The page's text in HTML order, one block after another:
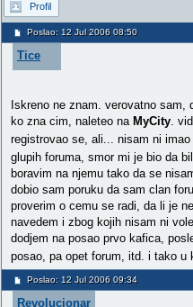
Profil
Poslao: 12 Jul 2006 08:50
Tice
Iskreno ne znam. verovatno
ko zna cim, naleteo na MyCity.
registrovao se, ali... nisam ni
glupih foruma, smor mi je bio da
boravim na njemu tako da se
dobio sam poruku da sam clan
proverim o cemu se radi, da li je
navedem i zbog kojih nisam ni
dodjem na posao prvo kafica,
posao, pa opet forum, itd. i tako u
Poslao: 12 Jul 2006 09:34
Revolucionar